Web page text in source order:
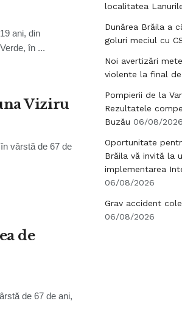
ani, din
în ...
Viziru
vârstă de 67 de
de
de 67 de ani,
localitatea
Dunărea Brăila a
goluri meciul cu
Noi avertizări
violente la final
Pompierii de la
Rezultatele
Buzău 06/08/2026
Oportunitate
Brăila vă invită la
implementarea
06/08/2026
Grav accident
06/08/2026